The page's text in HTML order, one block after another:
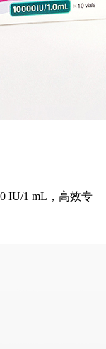
IU/1 mL，高效专